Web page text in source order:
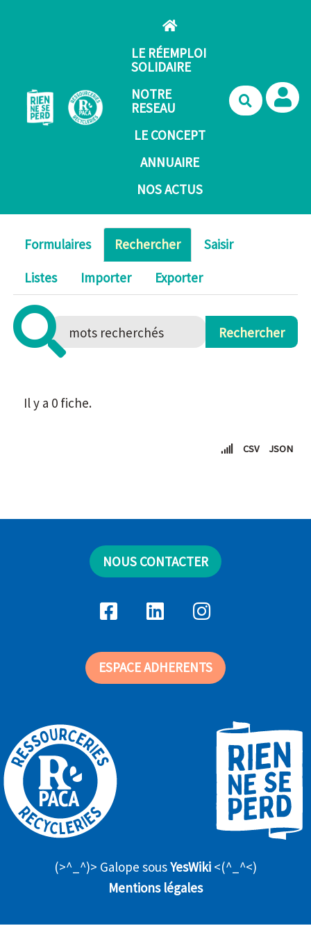
LE RÉEMPLOI
SOLIDAIRE
NOTRE
RESEAU
LE CONCEPT
ANNUAIRE
NOS ACTUS
Formulaires Rechercher
Saisir
Listes
Importer Exporter
Il y a 0 fiche.
CSV JSON
NOUS CONTACTER
ESPACE ADHERENTS
(>^_^)> Galope sousYesWiki <(^_^<)
Mentions légales